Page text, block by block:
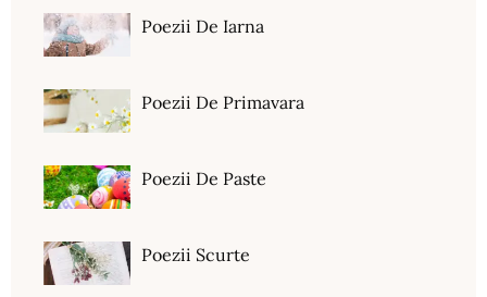
Poezii De Iarna
Poezii De Primavara
Poezii De Paste
Poezii Scurte